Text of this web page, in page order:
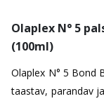
Olaplex N° 5
(100ml)
Olaplex N° 5 Bond
taastav, parandav